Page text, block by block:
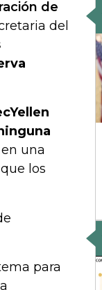
de
del
una
los
para